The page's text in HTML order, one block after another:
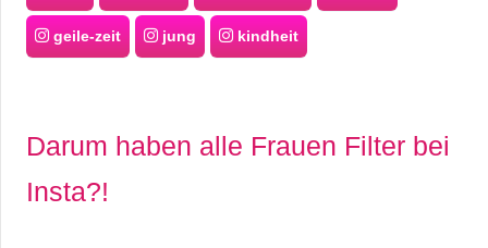
geile-zeit jung kindheit
Darum haben alle Frauen Filter bei
Insta?!